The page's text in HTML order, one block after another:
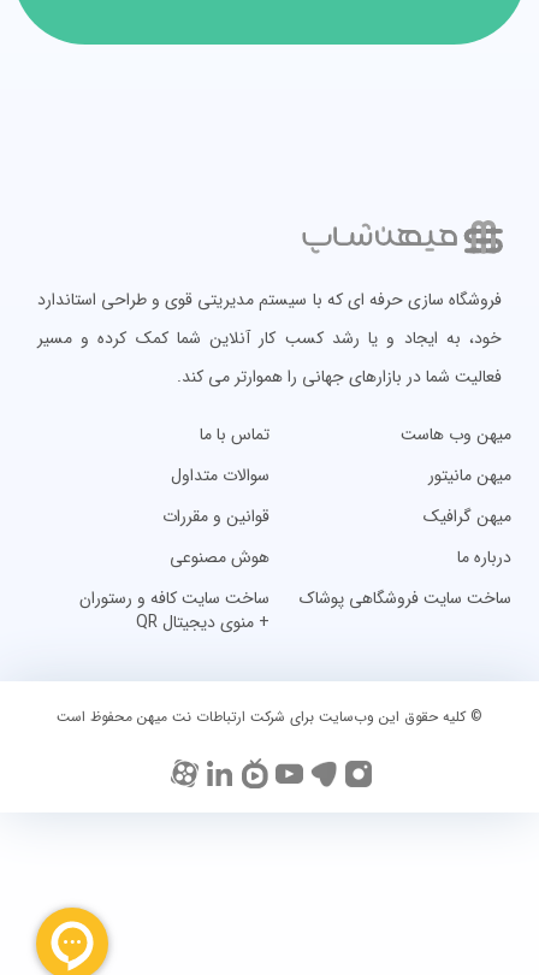
فروشگاه سازی حرفه ای که با سیستم مدیریتی قوی و طراحی استاندارد
خود، به ایجاد و یا رشد کسب کار آنلاین شما کمک کرده و مسیر
فعالیت شما در بازارهای جهانی را هموارتر می کند.
میهن وب هاست
میهن مانیتور
میهن گرافیک
درباره ما
تماس با ما
سوالات متداول
قوانین و مقررات
هوش مصنوعی
ساخت سایت فروشگاهی پوشاک
ساخت سایت کافه و رستوران
+ منوی دیجیتال QR
© کلیه حقوق این وب‌سایت برای شرکت ارتباطات نت میهن محفوظ است